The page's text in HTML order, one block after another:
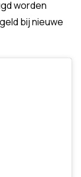
worden
bij nieuwe